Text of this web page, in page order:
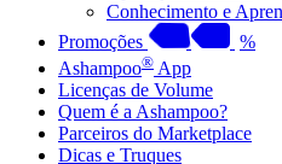
Conhecimento e
Promoções
%
Ashampoo® App
Licenças de Volume
Quem é a Ashampoo?
Parceiros do Marketplace
Dicas e Truques